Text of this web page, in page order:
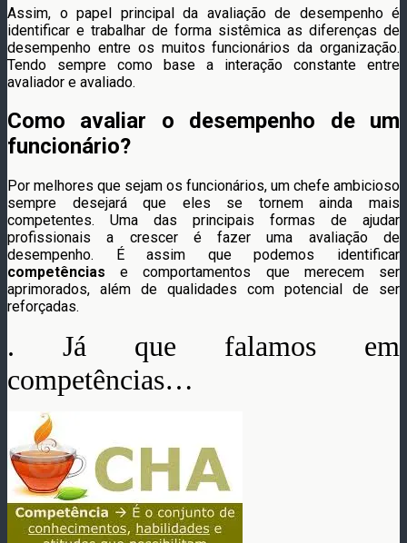
Assim, o papel principal da avaliação de desempenho é
identificar e trabalhar de forma sistêmica as diferenças de
desempenho entre os muitos funcionários da organização.
Tendo sempre como base a interação constante entre
avaliador e avaliado.
Como avaliar o desempenho de um
funcionário?
Por melhores que sejam os funcionários, um chefe ambicioso
sempre desejará que eles se tornem ainda mais
competentes. Uma das principais formas de ajudar
profissionais a crescer é fazer uma avaliação de
desempenho. É assim que podemos identificar
competências e comportamentos que merecem ser
aprimorados, além de qualidades com potencial de ser
reforçadas.
. Já que falamos em
competências…